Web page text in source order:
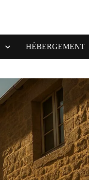
HÉBERGEMENT